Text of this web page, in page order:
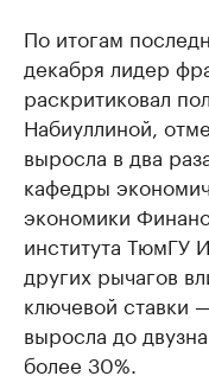
По итогам
декабря лидер
раскритиковал
Набиуллиной,
выросла в два
кафедры
экономики
института ТюмГУ
других рычагов
ключевой ставки
выросла до
более 30%.